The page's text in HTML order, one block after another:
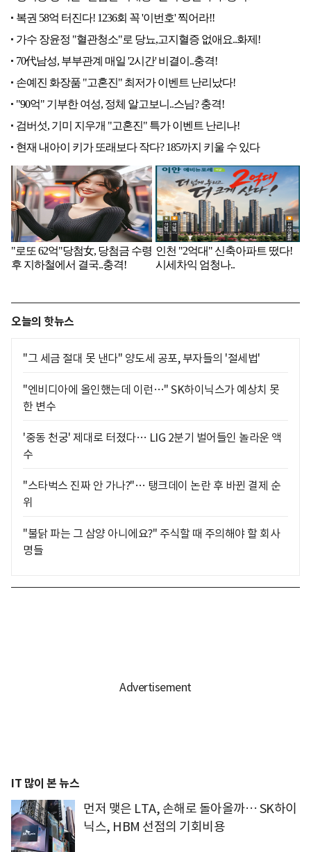
오늘의 핫뉴스
"그 세금 절대 못 낸다" 양도세 공포, 부자들의 '절세법'
"엔비디아에 올인했는데 이런…" SK하이닉스가 예상치 못
한 변수
'중동 천궁' 제대로 터졌다… LIG 2분기 벌어들인 놀라운 액
수
"스타벅스 진짜 안 가나?"… 탱크데이 논란 후 바뀐 결제 순
위
"불닭 파는 그 삼양 아니에요?" 주식할 때 주의해야 할 회사
명들
IT 많이 본 뉴스
먼저 맺은 LTA, 손해로 돌아올까… SK하이
닉스, HBM 선점의 기회비용